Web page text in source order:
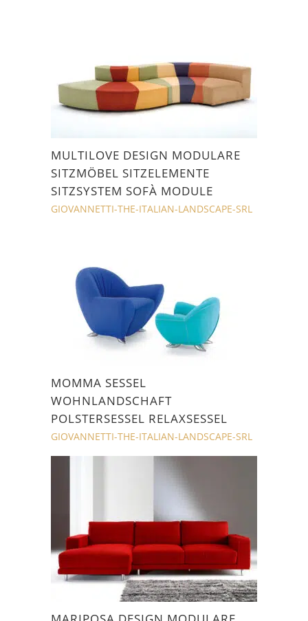
MULTILOVE DESIGN MODULARE
SITZMÖBEL SITZELEMENTE
SITZSYSTEM SOFÀ MODULE
GIOVANNETTI-THE-ITALIAN-LANDSCAPE-SRL
MOMMA SESSEL
WOHNLANDSCHAFT
POLSTERSESSEL RELAXSESSEL
GIOVANNETTI-THE-ITALIAN-LANDSCAPE-SRL